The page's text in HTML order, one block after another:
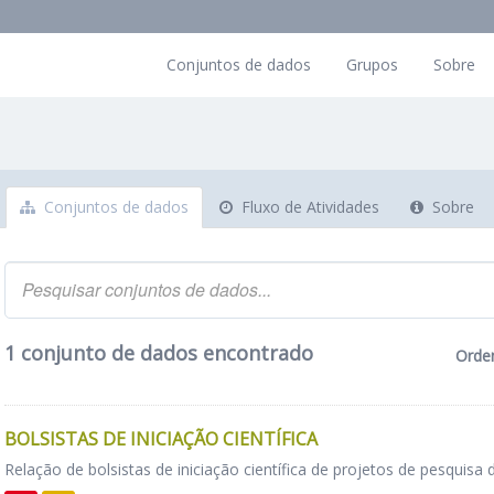
Conjuntos de dados Grupos Sobre
Conjuntos de dados Fluxo de Atividades Sobre
1 conjunto de dados encontrado
BOLSISTAS DE INICIAÇÃO CIENTÍFICA
Relação de bolsistas de iniciação científica de projetos de pesquisa